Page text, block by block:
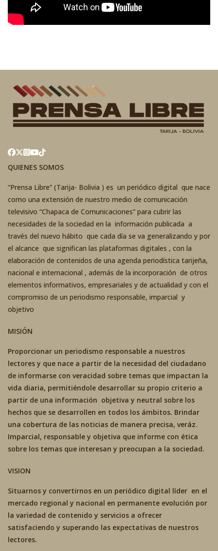
QUIENES SOMOS
“Prensa Libre” (Tarija- Bolivia ) es un periódico digital que nace
como una extensión de nuestro medio de comunicación
televisivo “Chapaca de Comunicaciones” para cubrir las
necesidades de la sociedad en la información publicada a
través del nuevo hábito que cada día se va generalizando y por
el alcance que significan las plataformas digitales , con la
elaboración de contenidos de una agenda periodística tarijeña,
nacional e internacional , además de la incorporación de otros
elementos informativos, empresariales y de actualidad y con el
compromiso de un periodismo responsable, imparcial y
objetivo
MISIÓN
Proporcionar un periodismo responsable a nuestros
lectores y que nace a partir de la necesidad del ciudadano
de informarse con veracidad sobre temas que impactan la
vida diaria, permitiéndole desarrollar su propio criterio a
partir de una información objetiva y neutral sobre los
hechos que se desarrollen en todos los ámbitos. Brindar
una cobertura de las noticias de manera precisa, veráz.
Imparcial, responsable y objetiva que informe con ética
sobre los temas que interesan y preocupan a la sociedad.
VISION
Situarnos y convertirnos en un periódico digital líder en el
mercado regional y nacional en permanente evolución por
la variedad de contenido y servicios a ofrecer
satisfaciendo y superando las expectativas de nuestros
lectores.